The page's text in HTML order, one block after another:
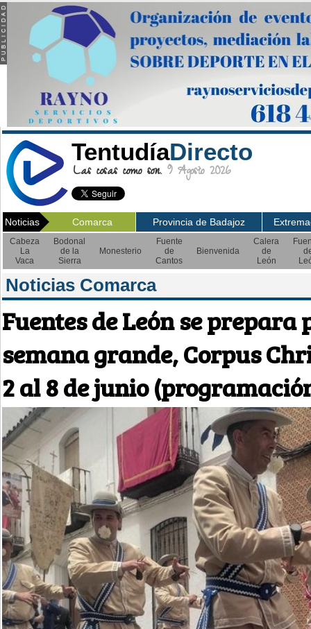
TentudíaDirecto
Las cosas como son. 9 Agosto 2026
Noticias Comarca Provincia de Badajoz
Cabeza
La
Vaca
Bodonal
de la
Sierra
Monesterio
Fuente
de
Cantos
Bienvenida
Calera
de
León
Noticias Comarca
Fuentes de León se prepara
semana grande, Corpus
2 al 8 de junio